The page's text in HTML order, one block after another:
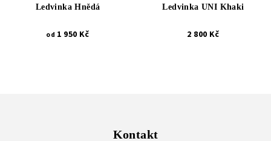
Ledvinka Hnědá
od 1 950 Kč
Ledvinka UNI Khaki
2 800 Kč
Kontakt